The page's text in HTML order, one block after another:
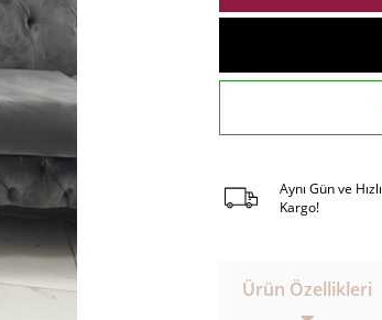
Aynı Gün ve Hızlı
Kargo!
Ürün Özellikleri